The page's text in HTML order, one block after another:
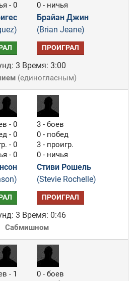
- 0
0 - ничья
Брайан Джин
(Brian Jeane)
ПРОИГРАЛ
3 Время: 3:00
(единогласным)
- 0
- 0
- 0
- 0
3 - боев
0 - побед
3 - проигр.
0 - ничья
Стиви Рошель
(Stevie Rochelle)
ПРОИГРАЛ
3 Время: 0:46
Сабмишном
- 1
0 - боев